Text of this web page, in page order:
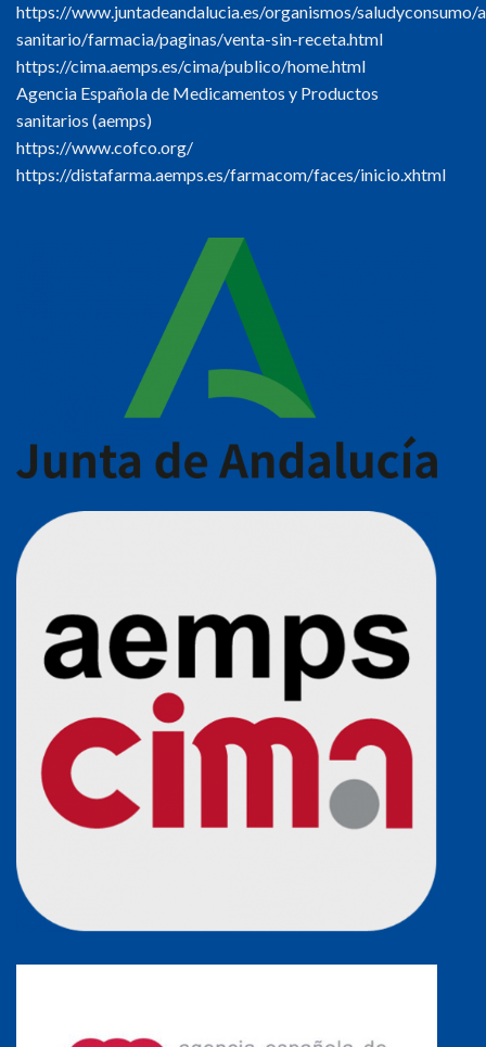
https://www.juntadeandalucia.es/organismos/saludyconsumo/
sanitario/farmacia/paginas/venta-sin-receta.html
https://cima.aemps.es/cima/publico/home.html
Agencia Española de Medicamentos y Productos
sanitarios (aemps)
https://www.cofco.org/
https://distafarma.aemps.es/farmacom/faces/inicio.xhtml